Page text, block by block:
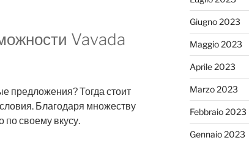
Vavada
предложения? Тогда стоит
Благодаря множеству
по своему вкусу.
Giugno 2023
Maggio 2023
Aprile 2023
Marzo 2023
Febbraio 2023
Gennaio 2023